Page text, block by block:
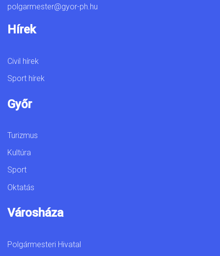
polgarmester@gyor-ph.hu
Hírek
Civil hírek
Sport hírek
Győr
Turizmus
Kultúra
Sport
Oktatás
Városháza
Polgármesteri Hivatal